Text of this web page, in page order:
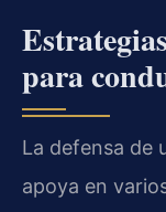
para
La defensa de
apoya en